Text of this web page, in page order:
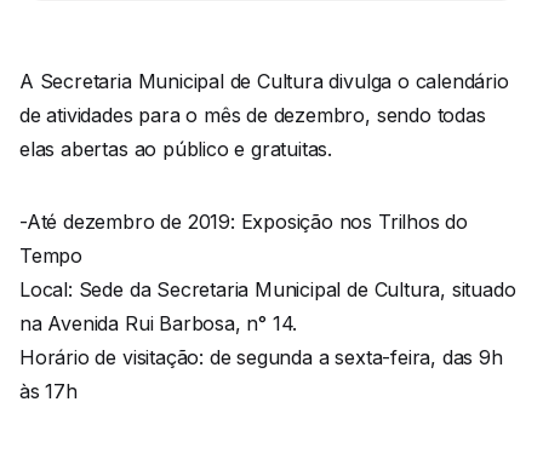
A Secretaria Municipal de Cultura divulga o calendário
de atividades para o mês de dezembro, sendo todas
elas abertas ao público e gratuitas.
-Até dezembro de 2019: Exposição nos Trilhos do
Tempo
Local: Sede da Secretaria Municipal de Cultura, situado
na Avenida Rui Barbosa, n° 14.
Horário de visitação: de segunda a sexta-feira, das 9h
às 17h